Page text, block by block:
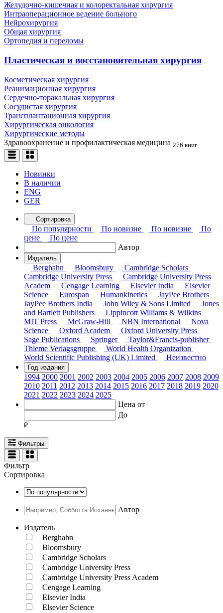
Желудочно-кишечная и колоректальная хирургия
Интраоперационное ведение больного
Нейрохирургия
Общая хирургия
Ортопедия и переломы
Пластическая и восстановительная хирургия
Косметическая хирургия
Реанимационная хирургия
Сердечно-торакальная хирургия
Сосудистая хирургия
Трансплантационная хирургия
Хирургическая онкология
Хирургические методы
Здравоохранение и профилактическая медицина 276 книг
Новинки
В наличии
ENG
GER
Сортировка
По популярности По новизне По новизне
По
цене
По цене
Автор
Издатель
Berghahn Bloomsbury
Cambridge Scholars
Cambridge University Press
Cambridge University Press
Academ
Cengage Learning Elsevier India
Elsevier
Science
Eurospan Humankinetics
JayPee Brothers
JayPee Brothers India
John Wiley & Sons Limited
Jones
and Bartlett Publishers
Lippincott Williams & Wilkins
MIT Press
McGraw-Hill NBN International
Nova
Science
Oxford Academ
Oxford University Press
Sage Publications
Springer
Taylor&Francis-publisher
Thieme Verlagsgruppe
World Health Organization
World Scientific Publishing (UK) Limited
Неизвестно
Год издания
1994 2000 2001 2002 2003 2004 2005 2006 2007 2008 2009
2010 2011 2012 2013 2014 2015 2016 2017 2018 2019 2020
2021 2022 2023 2024 2025
Цена от
До
Фильтры
Фильтр
Сортировка
Автор
Издатель
Berghahn
Bloomsbury
Cambridge Scholars
Cambridge University Press
Cambridge University Press Academ
Cengage Learning
Elsevier India
Elsevier Science